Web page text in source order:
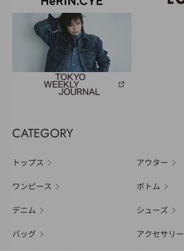
CATEGORY
トップス アウター
ワンピース ボトム
デニム シューズ
バッグ アクセサリー